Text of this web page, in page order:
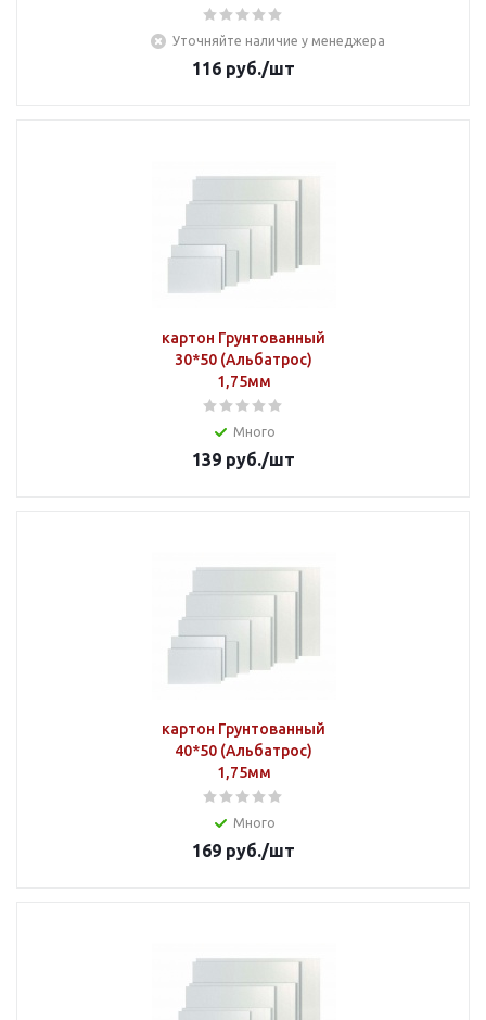
Уточняйте наличие у менеджера
116 руб./шт
картон Грунтованный
30*50 (Альбатрос)
1,75мм
Много
139 руб./шт
картон Грунтованный
40*50 (Альбатрос)
1,75мм
Много
169 руб./шт